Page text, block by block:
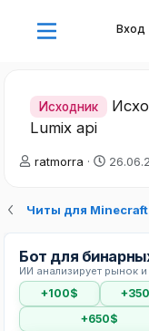
Вход
Исходник
Lumix api
А
о
е
м
ы
ratmorra
Д
а
ч
а
а
Читы для Minecraft
Бот для
ИИ анализирует рынок
+100$
+650$